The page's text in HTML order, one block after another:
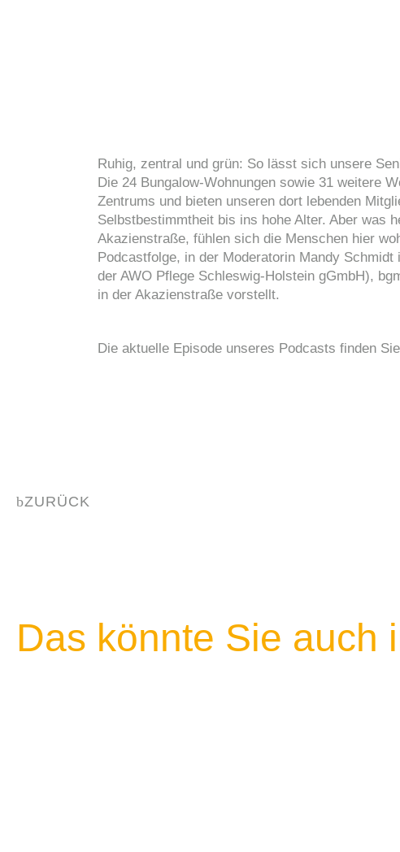
Ruhig, zentral und grün: So lässt sich unsere
Die 24 Bungalow-Wohnungen sowie 31 weitere
Zentrums und bieten unseren dort lebenden
Selbstbestimmtheit bis ins hohe Alter. Aber was
Akazienstraße, fühlen sich die Menschen hier
Podcastfolge, in der Moderatorin Mandy
der AWO Pflege Schleswig-Holstein gGmbH),
in der Akazienstraße vorstellt.
Die aktuelle Episode unseres Podcasts finden
ZURÜCK
Das könnte Sie auch